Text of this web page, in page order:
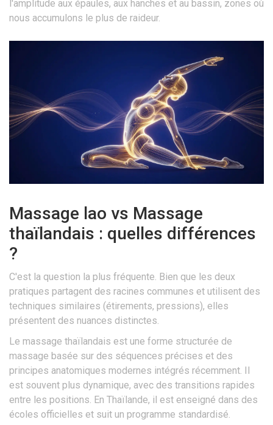
l'amplitude aux épaules, aux hanches et au bassin, zones où
nous accumulons le plus de raideur.
Massage lao vs Massage
thaïlandais : quelles différences
?
C'est la question la plus fréquente. Bien que les deux
pratiques partagent des racines communes et utilisent des
techniques similaires (étirements, pressions), elles
présentent des nuances distinctes.
Le massage thaïlandais est une forme structurée de
massage basée sur des séquences précises et des
principes anatomiques modernes intégrés récemment. Il
est souvent plus dynamique, avec des transitions rapides
entre les positions. En Thaïlande, il est enseigné dans des
écoles officielles et suit un programme standardisé.